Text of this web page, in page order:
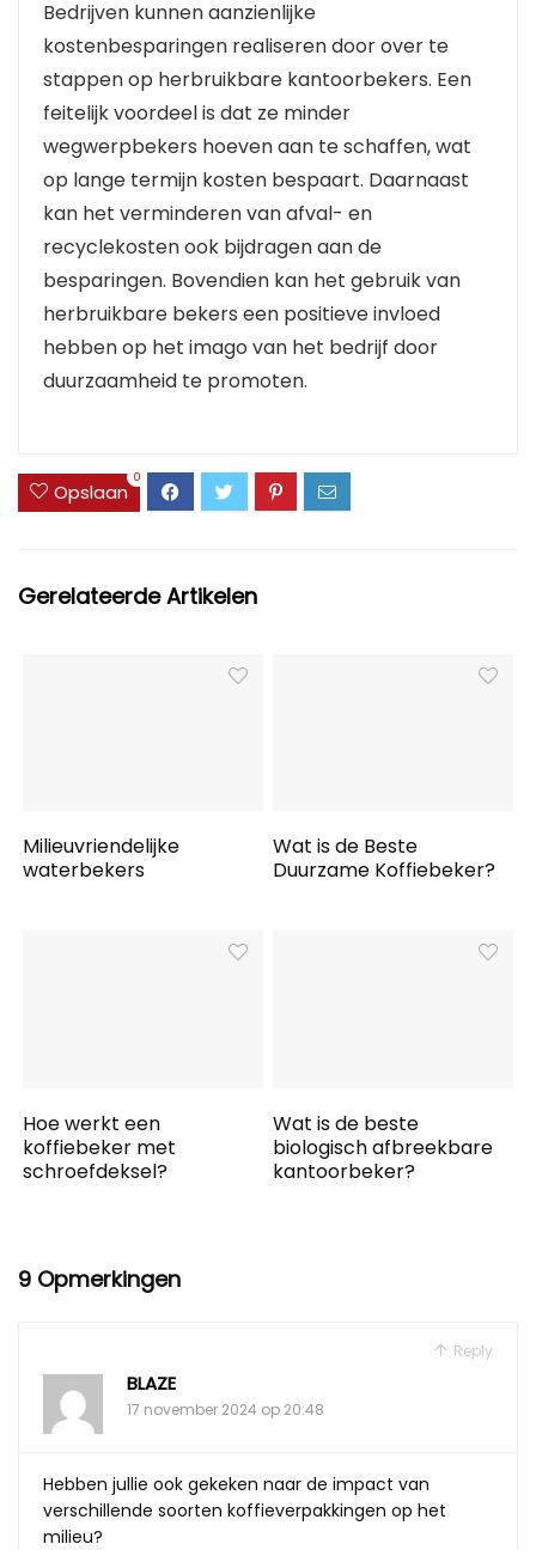
Bedrijven kunnen aanzienlijke
kostenbesparingen realiseren door over te
stappen op herbruikbare kantoorbekers. Een
feitelijk voordeel is dat ze minder
wegwerpbekers hoeven aan te schaffen, wat
op lange termijn kosten bespaart. Daarnaast
kan het verminderen van afval- en
recyclekosten ook bijdragen aan de
besparingen. Bovendien kan het gebruik van
herbruikbare bekers een positieve invloed
hebben op het imago van het bedrijf door
duurzaamheid te promoten.
Opslaan
0
Gerelateerde Artikelen
Milieuvriendelijke
waterbekers
Wat is de Beste
Duurzame Koffiebeker?
Hoe werkt een
koffiebeker met
schroefdeksel?
Wat is de beste
biologisch afbreekbare
kantoorbeker?
9 Opmerkingen
Reply
BLAZE
17 november 2024 op 20:48
Hebben jullie ook gekeken naar de impact van
verschillende soorten koffieverpakkingen op het
milieu?